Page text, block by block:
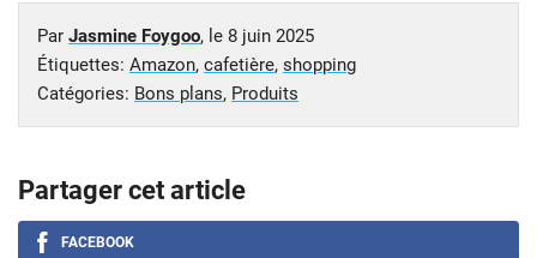
Par Jasmine Foygoo, le 8 juin 2025
Étiquettes: Amazon, cafetière, shopping
Catégories: Bons plans, Produits
Partager cet article
FACEBOOK